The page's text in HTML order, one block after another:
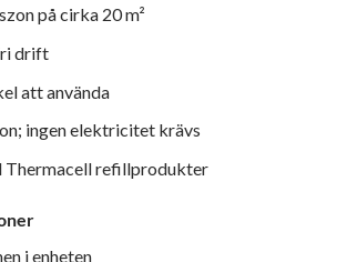
på cirka 20 m²
drift
att använda
ingen elektricitet krävs
Thermacell refillprodukter
i enheten